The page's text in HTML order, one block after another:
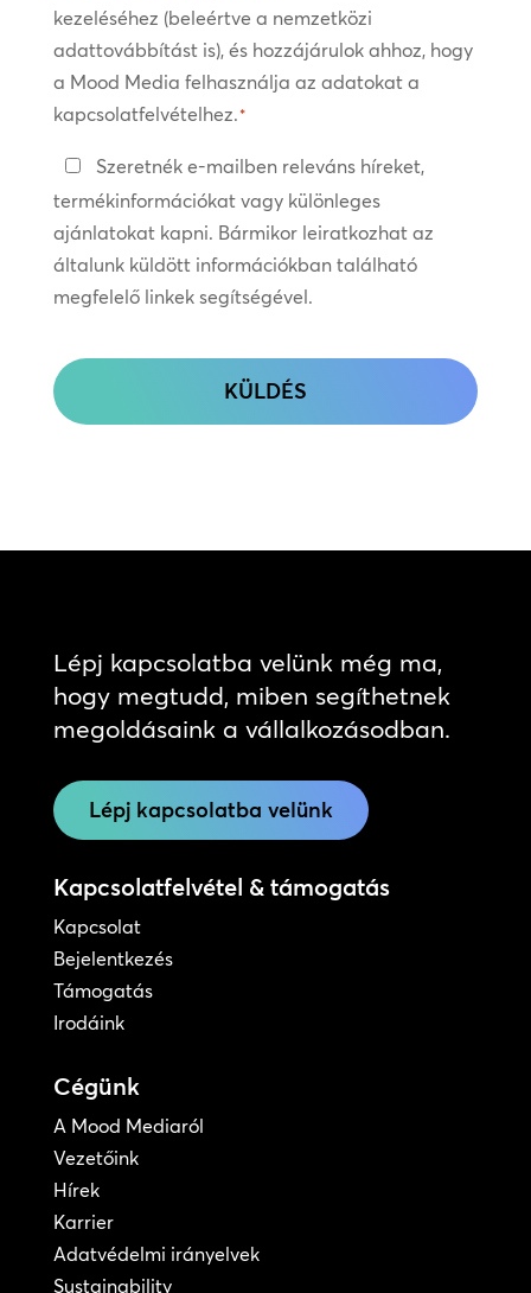
*
kezeléséhez (beleértve a nemzetközi
adattovábbítást is), és hozzájárulok ahhoz, hogy
a Mood Media felhasználja az adatokat a
kapcsolatfelvételhez.*
Tartsa
a
kapcsolatot
Szeretnék e-mailben releváns híreket,
termékinformációkat vagy különleges
ajánlatokat kapni. Bármikor leiratkozhat az
általunk küldött információkban található
megfelelő linkek segítségével.
Lépj kapcsolatba velünk még ma,
hogy megtudd, miben segíthetnek
megoldásaink a vállalkozásodban.
Lépj kapcsolatba velünk
Kapcsolatfelvétel & támogatás
Kapcsolat
Bejelentkezés
Támogatás
Irodáink
Cégünk
A Mood Mediaról
Vezetőink
Hírek
Karrier
Adatvédelmi irányelvek
Sustainability